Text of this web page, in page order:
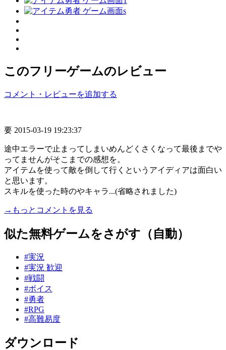
このフリーゲームのレビュー
コメント・レビューを追加する
要 2015-03-19 19:23:37
途中エラーで止まってしまいめんどくさくなって最後までや
ってませんがそこまでの感想を。
アイテムを使って敵を倒して行くというアイディアは面白い
と思います。
スキルを使った時のやキャラ...(省略されました)
→もっとコメントを見る
似た無料ゲームをさがす（自動）
#実況
#実況 歓迎
#戦闘
#ボイス
#勇者
#RPG
#高難易度
ダウンロード